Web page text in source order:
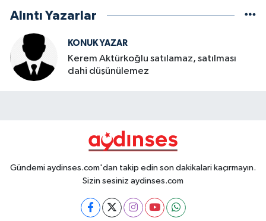
Alıntı Yazarlar
KONUK YAZAR
Kerem Aktürkoğlu satılamaz, satılması
dahi düşünülemez
Gündemi aydinses.com'dan takip edin son dakikalari kaçırmayın.
Sizin sesiniz aydinses.com